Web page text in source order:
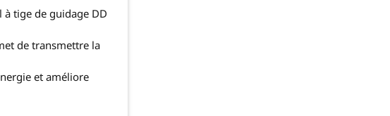
tige de guidage DD
de transmettre la
et améliore